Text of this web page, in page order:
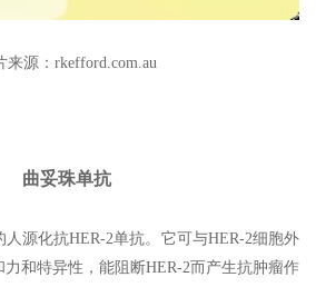
来源：rkefford.com.au
曲妥珠单抗
源化抗HER-2单抗。它可与HER-2细胞外
力和特异性，能阻断HER-2而产生抗肿瘤作